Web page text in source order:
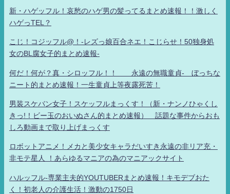
新・ハゲッフル！哀愁のハゲ男の髪ってるまとめ速報！！激しく
ハゲっTEL？
こじ！コジッフル@！-レズっ娘百合ネエ！こじらせ！50独身処
女のBL腐女子的まとめ速報-
何だ！何が？真・シロッフル！！ 永遠の無職童貞- ぼっちな
ニート的まとめ速報！一生童貞上等夜露死苦！
男装スケバン女子！スケッフルまっくす！（新・ナンノひゃくし
きっ!！ビー玉のおいぬさん的まとめ速報） 話題な事件からおも
しろ動画まで取り上げまっくす
ロボットアニメ！メカと美少女キャラだいすき永遠の非リア充・
非モテ星人 ！あらゆるマニアの為のマニアックサイト
ハルッフル-専業主夫的YOUTUBERまとめ速報！キモデブおた
く！初老人の介護生活！激動の1750日